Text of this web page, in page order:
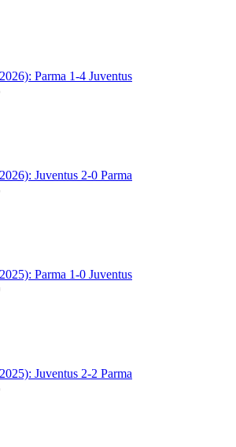
Parma 1-4 Juventus
Juventus 2-0 Parma
Parma 1-0 Juventus
Juventus 2-2 Parma